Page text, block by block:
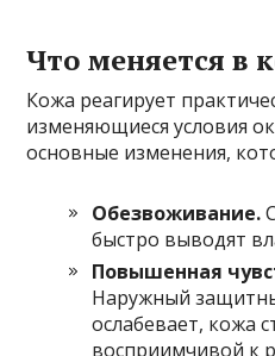
Что меняется в
Кожа реагирует
изменяющиеся условия
основные изменения,
Обезвоживание.
быстро выводят
Повышенная
Наружный
ослабевает, кожа
восприимчивой к